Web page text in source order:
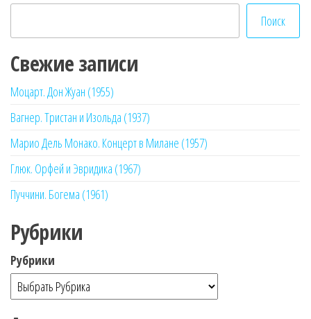
Поиск
Свежие записи
Моцарт. Дон Жуан (1955)
Вагнер. Тристан и Изольда (1937)
Марио Дель Монако. Концерт в Милане (1957)
Глюк. Орфей и Эвридика (1967)
Пуччини. Богема (1961)
Рубрики
Рубрики